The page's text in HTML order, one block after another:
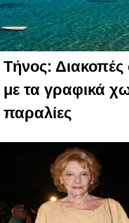
Τήνος: Διακοπές
με τα γραφικά
παραλίες